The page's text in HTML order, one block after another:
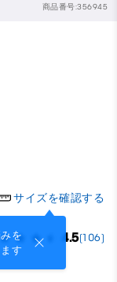
商品番号:356945
サイズを確認する
を
す
4.5(106)